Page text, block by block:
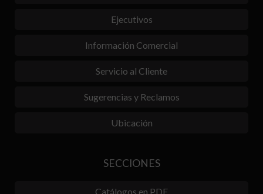
Ejecutivos
Información Comercial
Servicio al Cliente
Sugerencias y Reclamos
Ubicación
SECCIONES
Catálogos en PDF